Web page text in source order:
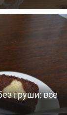
груши: все